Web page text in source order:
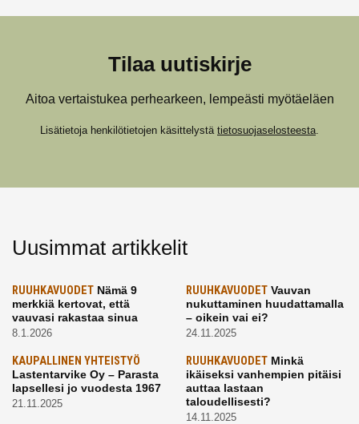
Tilaa uutiskirje
Aitoa vertaistukea perhearkeen, lempeästi myötäeläen
Lisätietoja henkilötietojen käsittelystä tietosuojaselosteesta
Uusimmat artikkelit
RUUHKAVUODET Nämä 9
merkkiä kertovat, että
vauvasi rakastaa sinua
8.1.2026
RUUHKAVUODETVauvan
nukuttaminen huudattamalla
– oikein vai ei?
24.11.2025
KAUPALLINEN YHTEISTYÖ
Lastentarvike Oy – Parasta
lapsellesi jo vuodesta 1967
21.11.2025
RUUHKAVUODETMinkä
ikäiseksi vanhempien pitäisi
auttaa lastaan
taloudellisesti?
14.11.2025